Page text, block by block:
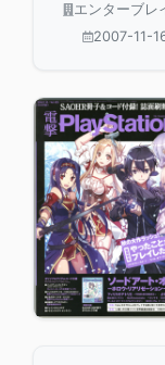
エンターブレ
2007-11-